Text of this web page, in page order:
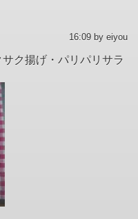
16:09 by eiyou
ク揚げ・パリパリサラ